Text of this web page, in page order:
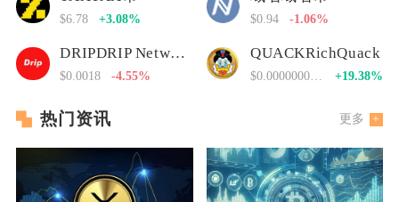
$6.78 +3.08% $0.94 -1.06%
DRIPDRIP Network
$0.0018 -4.55%
QUACKRichQuack
+19.38%
热门资讯 更多